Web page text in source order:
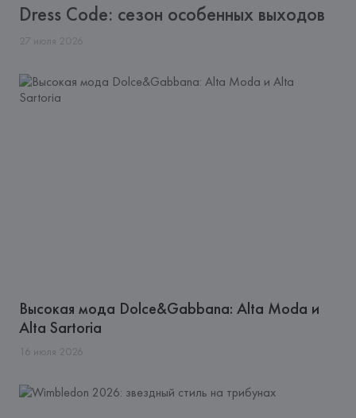
Dress Code: сезон особенных выходов
27 июля 2026
Высокая мода Dolce&Gabbana: Alta Moda и
Alta Sartoria
16 июля 2026